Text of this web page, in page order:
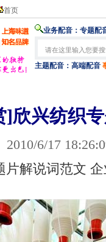
首页
业务配音： 专题配
主题配音： 高端配音
]欣兴纺织
2010/6/17
解说词范文